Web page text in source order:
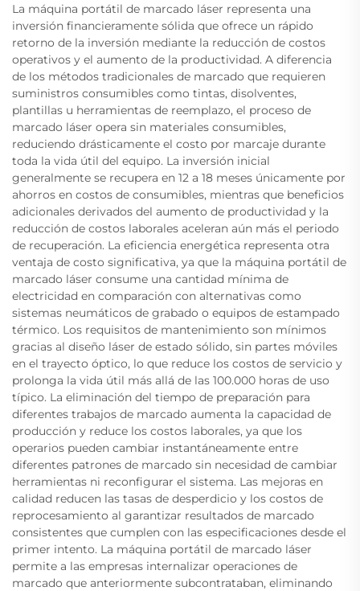
La máquina portátil de marcado láser representa una
inversión financieramente sólida que ofrece un rápido
retorno de la inversión mediante la reducción de costos
operativos y el aumento de la productividad. A diferencia
de los métodos tradicionales de marcado que requieren
suministros consumibles como tintas, disolventes,
plantillas u herramientas de reemplazo, el proceso de
marcado láser opera sin materiales consumibles,
reduciendo drásticamente el costo por marcaje durante
toda la vida útil del equipo. La inversión inicial
generalmente se recupera en 12 a 18 meses únicamente por
ahorros en costos de consumibles, mientras que beneficios
adicionales derivados del aumento de productividad y la
reducción de costos laborales aceleran aún más el periodo
de recuperación. La eficiencia energética representa otra
ventaja de costo significativa, ya que la máquina portátil de
marcado láser consume una cantidad mínima de
electricidad en comparación con alternativas como
sistemas neumáticos de grabado o equipos de estampado
térmico. Los requisitos de mantenimiento son mínimos
gracias al diseño láser de estado sólido, sin partes móviles
en el trayecto óptico, lo que reduce los costos de servicio y
prolonga la vida útil más allá de las 100.000 horas de uso
típico. La eliminación del tiempo de preparación para
diferentes trabajos de marcado aumenta la capacidad de
producción y reduce los costos laborales, ya que los
operarios pueden cambiar instantáneamente entre
diferentes patrones de marcado sin necesidad de cambiar
herramientas ni reconfigurar el sistema. Las mejoras en
calidad reducen las tasas de desperdicio y los costos de
reprocesamiento al garantizar resultados de marcado
consistentes que cumplen con las especificaciones desde el
primer intento. La máquina portátil de marcado láser
permite a las empresas internalizar operaciones de
marcado que anteriormente subcontrataban, eliminando